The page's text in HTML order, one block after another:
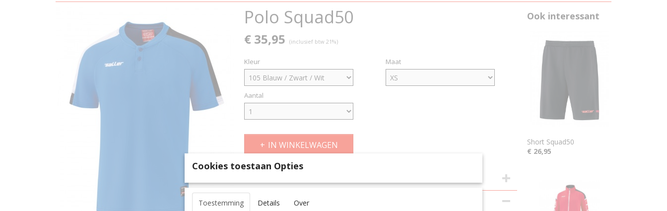
Polo Squad50
€ 35,95 (inclusief btw 21%)
Kleur Maat
Aantal
IN WINKELWAGEN
Productcode
EAN code
Omschrijving
Ook interessant
Short Squad50
€ 26,95
Cookies toestaan Opties
Toestemming Details Over